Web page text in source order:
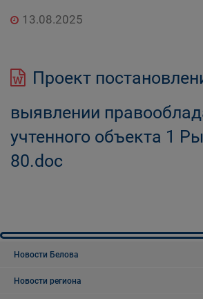
13.08.2025
Проект
выявлении
учтенного объекта 1
80.doc
Новости Белова
Новости региона